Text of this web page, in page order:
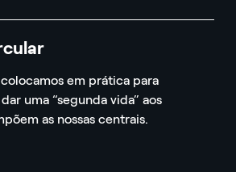
em prática para
uma “segunda vida” aos
as nossas centrais.